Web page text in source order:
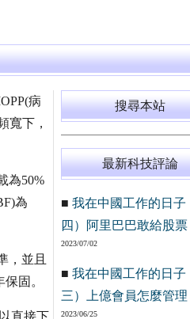
病
寬下，
為50%
為
，並且
固。
直接下
搜尋本站
最新科技評論
■ 我在中國工作的日子
四）阿里巴巴敢給股票
2023/07/02
■ 我在中國工作的日子
三）上億會員怎麼管理
2023/06/25